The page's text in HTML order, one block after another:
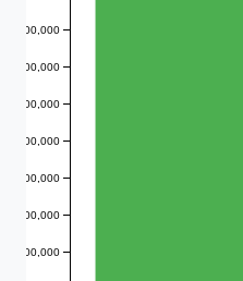
300,000
400,000
500,000
600,000
700,000
800,000
900,000